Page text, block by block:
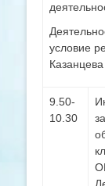
условие
9.50-
10.30